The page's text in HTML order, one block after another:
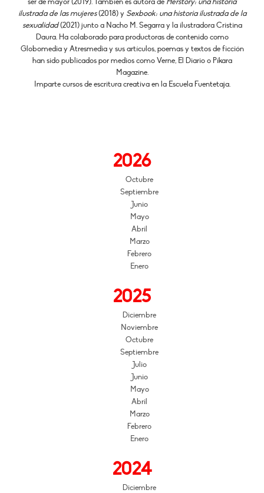
ilustrada de las mujeres(2018) y Sexbook: una historia ilustrada de la
sexualidad(2021) junto a Nacho M. Segarra y la ilustradora Cristina
Daura. Ha colaborado para productoras de contenido como
Globomedia y Atresmedia y sus artículos, poemas y textos de ficción
han sido publicados por medios como Verne, El Diario o Píkara
Magazine.
Imparte cursos de escritura creativa en la Escuela Fuentetaja.
2026
Octubre
Septiembre
Junio
Mayo
Abril
Marzo
Febrero
Enero
2025
Diciembre
Noviembre
Octubre
Septiembre
Julio
Junio
Mayo
Abril
Marzo
Febrero
Enero
2024
Diciembre